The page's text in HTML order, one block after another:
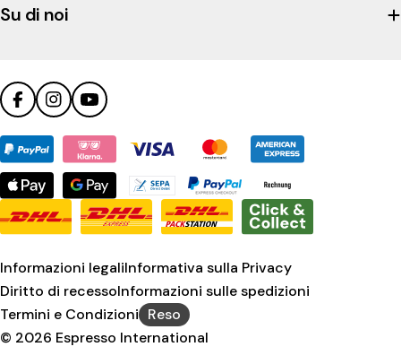
Su di noi
profile
FacebookInstagramYouTube
Metodi
di
pagamento
Informazioni legaliInformativa sulla Privacy
Diritto di recessoInformazioni sulle spedizioni
Termini e Condizioni Reso
© 2026 Espresso International